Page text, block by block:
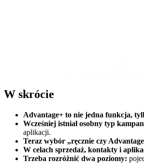
W skrócie
Advantage+ to nie jedna funkcja,
Wcześniej istniał osobny typ
aplikacji.
Teraz wybór „ręcznie czy
W celach sprzedaż, kontakty i
Trzeba rozróżnić dwa poziomy: